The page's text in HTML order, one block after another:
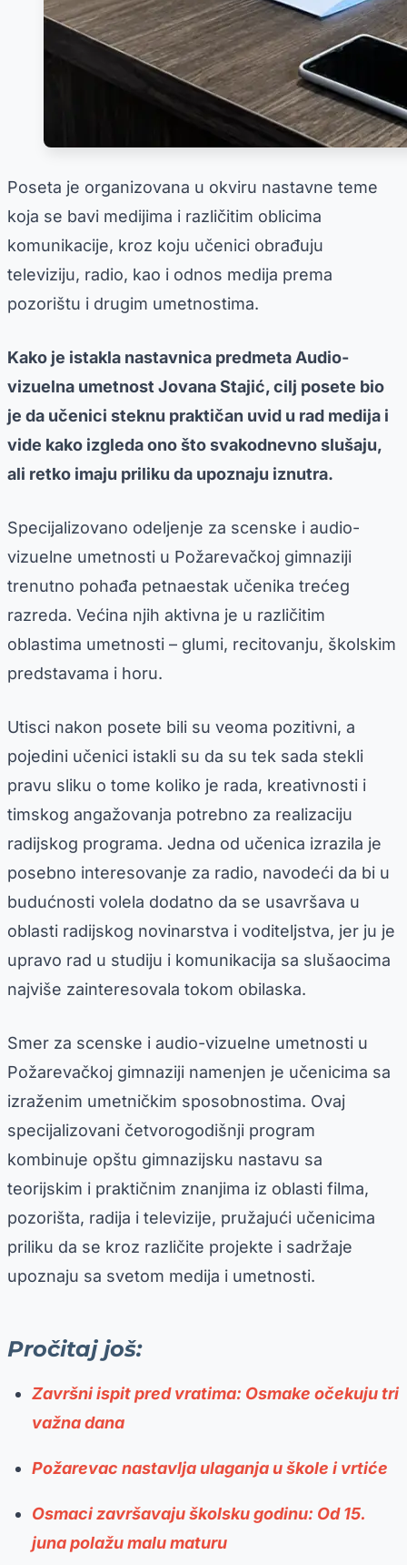
Poseta je organizovana u okviru nastavne teme
koja se bavi medijima i različitim oblicima
komunikacije, kroz koju učenici obrađuju
televiziju, radio, kao i odnos medija prema
pozorištu i drugim umetnostima.
Kako je istakla nastavnica predmeta Audio-
vizuelna umetnost Jovana Stajić, cilj posete bio
je da učenici steknu praktičan uvid u rad medija i
vide kako izgleda ono što svakodnevno slušaju,
ali retko imaju priliku da upoznaju iznutra.
Specijalizovano odeljenje za scenske i audio-
vizuelne umetnosti u Požarevačkoj gimnaziji
trenutno pohađa petnaestak učenika trećeg
razreda. Većina njih aktivna je u različitim
oblastima umetnosti – glumi, recitovanju, školskim
predstavama i horu.
Utisci nakon posete bili su veoma pozitivni, a
pojedini učenici istakli su da su tek sada stekli
pravu sliku o tome koliko je rada, kreativnosti i
timskog angažovanja potrebno za realizaciju
radijskog programa. Jedna od učenica izrazila je
posebno interesovanje za radio, navodeći da bi u
budućnosti volela dodatno da se usavršava u
oblasti radijskog novinarstva i voditeljstva, jer ju je
upravo rad u studiju i komunikacija sa slušaocima
najviše zainteresovala tokom obilaska.
Smer za scenske i audio-vizuelne umetnosti u
Požarevačkoj gimnaziji namenjen je učenicima sa
izraženim umetničkim sposobnostima. Ovaj
specijalizovani četvorogodišnji program
kombinuje opštu gimnazijsku nastavu sa
teorijskim i praktičnim znanjima iz oblasti filma,
pozorišta, radija i televizije, pružajući učenicima
priliku da se kroz različite projekte i sadržaje
upoznaju sa svetom medija i umetnosti.
Pročitaj još:
Završni ispit pred vratima: Osmake očekuju tri
važna dana
Požarevac nastavlja ulaganja u škole i vrtiće
Osmaci završavaju školsku godinu: Od 15.
juna polažu malu maturu